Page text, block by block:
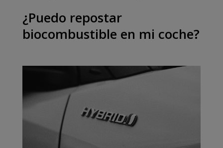
¿Puedo repostar
biocombustible en mi coche?